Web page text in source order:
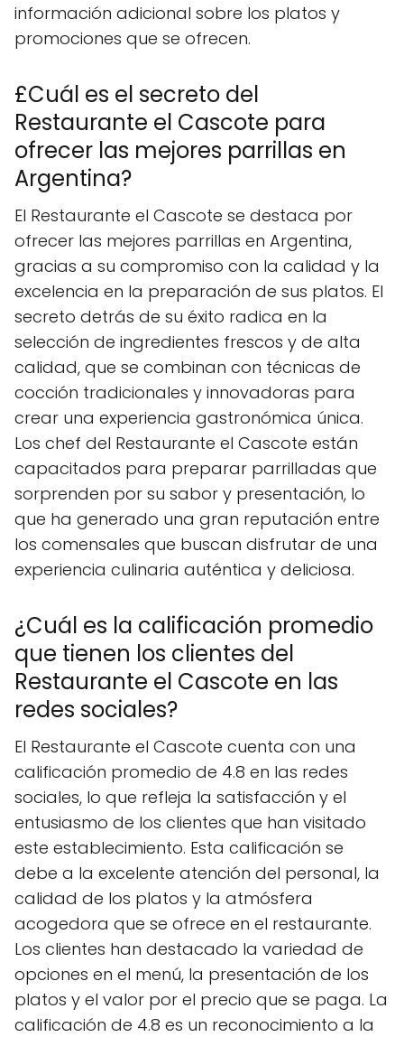
información adicional sobre los platos y
promociones que se ofrecen.
£Cuál es el secreto del
Restaurante el Cascote para
ofrecer las mejores parrillas en
Argentina?
El Restaurante el Cascote se destaca por
ofrecer las mejores parrillas en Argentina,
gracias a su compromiso con la calidad y la
excelencia en la preparación de sus platos. El
secreto detrás de su éxito radica en la
selección de ingredientes frescos y de alta
calidad, que se combinan con técnicas de
cocción tradicionales y innovadoras para
crear una experiencia gastronómica única.
Los chef del Restaurante el Cascote están
capacitados para preparar parrilladas que
sorprenden por su sabor y presentación, lo
que ha generado una gran reputación entre
los comensales que buscan disfrutar de una
experiencia culinaria auténtica y deliciosa.
¿Cuál es la calificación promedio
que tienen los clientes del
Restaurante el Cascote en las
redes sociales?
El Restaurante el Cascote cuenta con una
calificación promedio de 4.8 en las redes
sociales, lo que refleja la satisfacción y el
entusiasmo de los clientes que han visitado
este establecimiento. Esta calificación se
debe a la excelente atención del personal, la
calidad de los platos y la atmósfera
acogedora que se ofrece en el restaurante.
Los clientes han destacado la variedad de
opciones en el menú, la presentación de los
platos y el valor por el precio que se paga. La
calificación de 4.8 es un reconocimiento a la